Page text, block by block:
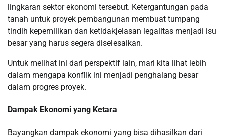
lingkaran sektor ekonomi tersebut. Ketergantungan pada
tanah untuk proyek pembangunan membuat tumpang
tindih kepemilikan dan ketidakjelasan legalitas menjadi isu
besar yang harus segera diselesaikan.
Untuk melihat ini dari perspektif lain, mari kita lihat lebih
dalam mengapa konflik ini menjadi penghalang besar
dalam progres proyek.
Dampak Ekonomi yang Ketara
Bayangkan dampak ekonomi yang bisa dihasilkan dari